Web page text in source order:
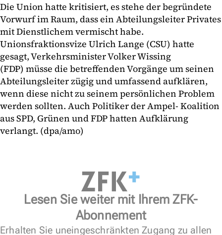
Die Union hatte kritisiert, es stehe der begründete
Vorwurf im Raum, dass ein Abteilungsleiter Privates
mit Dienstlichem vermischt habe.
Unionsfraktionsvize Ulrich Lange (CSU) hatte
gesagt, Verkehrsminister Volker Wissing
(FDP) müsse die betreffenden Vorgänge um seinen
Abteilungsleiter zügig und umfassend aufklären,
wenn diese nicht zu seinem persönlichen Problem
werden sollten. Auch Politiker der Ampel- Koalition
aus SPD, Grünen und FDP hatten Aufklärung
verlangt. (dpa/amo)
Lesen Sie weiter mit Ihrem ZFK-
Abonnement
Erhalten Sie uneingeschränkten Zugang zu allen